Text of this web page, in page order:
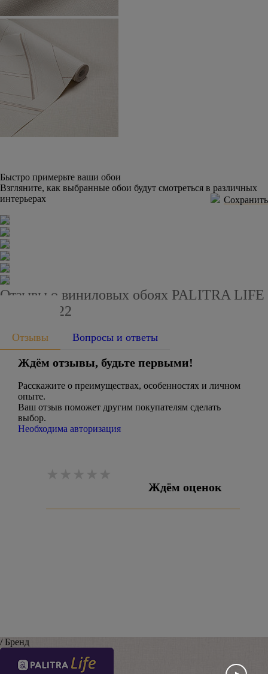
Быстро примерьте ваши обои
Взгляните, как выбранные обои будут смотреться в различных
интерьерах
Сохранить
Отзывы о виниловых обоях PALITRA LIFE
PL72418-22
Отзывы Вопросы и ответы
Ждём отзывы, будьте первыми!
Расскажите о преимуществах, особенностях и личном
опыте.
Ваш отзыв поможет другим покупателям сделать
выбор.
Необходима авторизация
Ждём оценок
/ Бренд